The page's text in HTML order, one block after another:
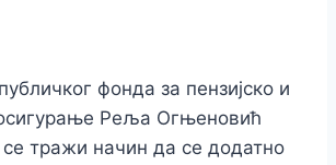
фонда за пензијско и
Реља Огњеновић
се тражи начин да се додатно